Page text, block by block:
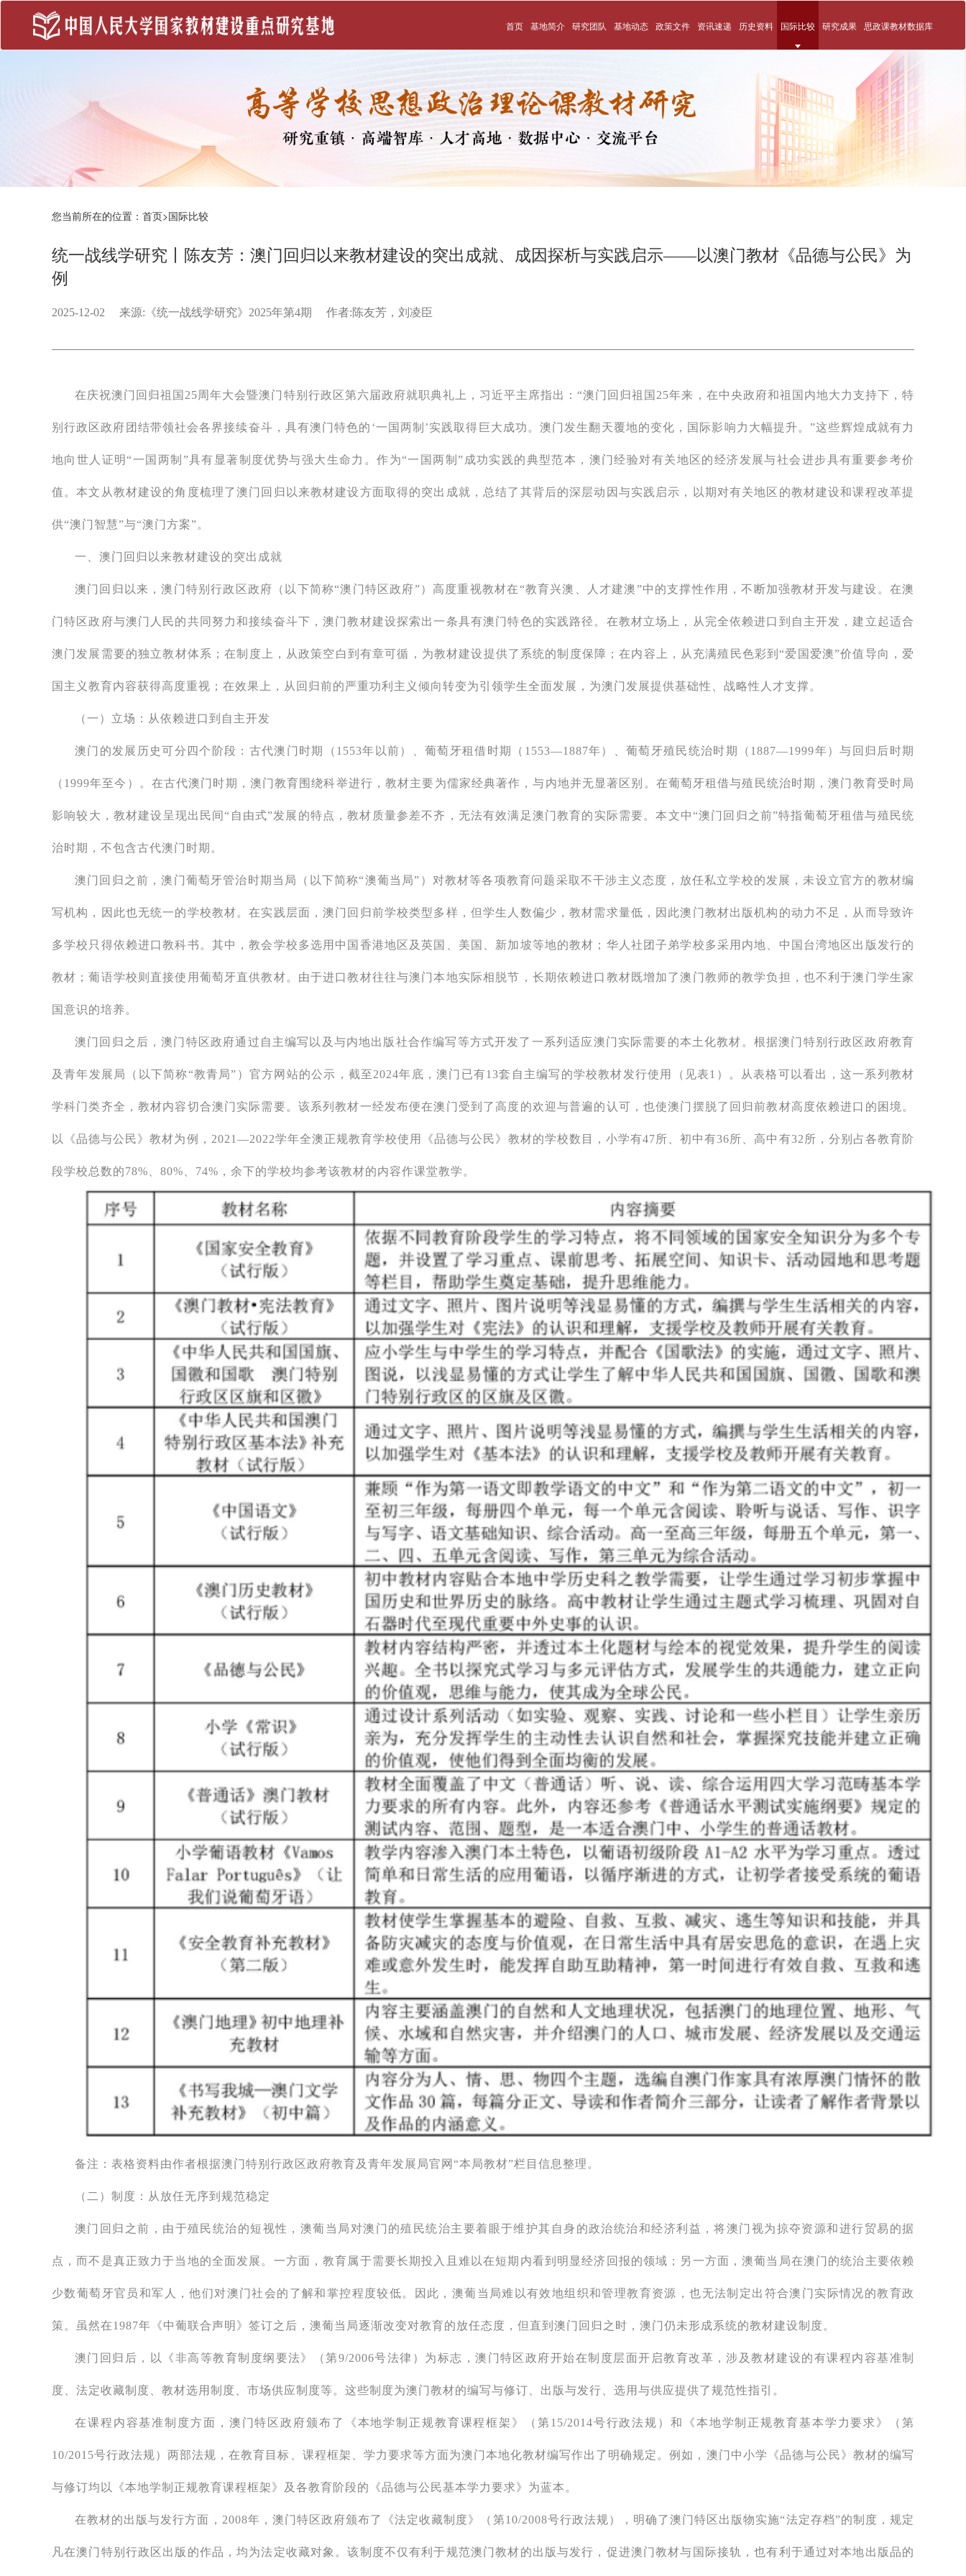
首页 基地简介 研究团队 基地动态 政策文件 资讯速递 历史资料 国际比较 研究成果 思政课教材数据库
您当前所在的位置： 首页>国际比较
统一战线学研究丨陈友芳：澳门回归以来教材建设的突出成就、成因探析与实践启示——以澳门教材《品德与公民》为
例
2025-12-02 来源: 《统一战线学研究》2025年第4期 作者:陈友芳，刘凌臣
在庆祝澳门回归祖国25周年大会暨澳门特别行政区第六届政府就职典礼上，习近平主席指出：“澳门回归祖国25年来，在中央政府和祖国内地大力支持下，特
别行政区政府团结带领社会各界接续奋斗，具有澳门特色的‘一国两制’实践取得巨大成功。澳门发生翻天覆地的变化，国际影响力大幅提升。”这些辉煌成就有力
地向世人证明“一国两制”具有显著制度优势与强大生命力。作为“一国两制”成功实践的典型范本，澳门经验对有关地区的经济发展与社会进步具有重要参考价
值。本文从教材建设的角度梳理了澳门回归以来教材建设方面取得的突出成就，总结了其背后的深层动因与实践启示，以期对有关地区的教材建设和课程改革提
供“澳门智慧”与“澳门方案”。
一、澳门回归以来教材建设的突出成就
澳门回归以来，澳门特别行政区政府（以下简称“澳门特区政府”）高度重视教材在“教育兴澳、人才建澳”中的支撑性作用，不断加强教材开发与建设。在澳
门特区政府与澳门人民的共同努力和接续奋斗下，澳门教材建设探索出一条具有澳门特色的实践路径。在教材立场上，从完全依赖进口到自主开发，建立起适合
澳门发展需要的独立教材体系；在制度上，从政策空白到有章可循，为教材建设提供了系统的制度保障；在内容上，从充满殖民色彩到“爱国爱澳”价值导向，爱
国主义教育内容获得高度重视；在效果上，从回归前的严重功利主义倾向转变为引领学生全面发展，为澳门发展提供基础性、战略性人才支撑。
（一）立场：从依赖进口到自主开发
澳门的发展历史可分四个阶段：古代澳门时期（1553年以前）、葡萄牙租借时期（1553—1887年）、葡萄牙殖民统治时期（1887—1999年）与回归后时期
（1999年至今）。在古代澳门时期，澳门教育围绕科举进行，教材主要为儒家经典著作，与内地并无显著区别。在葡萄牙租借与殖民统治时期，澳门教育受时局
影响较大，教材建设呈现出民间“自由式”发展的特点，教材质量参差不齐，无法有效满足澳门教育的实际需要。本文中“澳门回归之前”特指葡萄牙租借与殖民统
治时期，不包含古代澳门时期。
澳门回归之前，澳门葡萄牙管治时期当局（以下简称“澳葡当局”）对教材等各项教育问题采取不干涉主义态度，放任私立学校的发展，未设立官方的教材编
写机构，因此也无统一的学校教材。在实践层面，澳门回归前学校类型多样，但学生人数偏少，教材需求量低，因此澳门教材出版机构的动力不足，从而导致许
多学校只得依赖进口教科书。其中，教会学校多选用中国香港地区及英国、美国、新加坡等地的教材；华人社团子弟学校多采用内地、中国台湾地区出版发行的
教材；葡语学校则直接使用葡萄牙直供教材。由于进口教材往往与澳门本地实际相脱节，长期依赖进口教材既增加了澳门教师的教学负担，也不利于澳门学生家
国意识的培养。
澳门回归之后，澳门特区政府通过自主编写以及与内地出版社合作编写等方式开发了一系列适应澳门实际需要的本土化教材。根据澳门特别行政区政府教育
及青年发展局（以下简称“教青局”）官方网站的公示，截至2024年底，澳门已有13套自主编写的学校教材发行使用（见表1）。从表格可以看出，这一系列教材
学科门类齐全，教材内容切合澳门实际需要。该系列教材一经发布便在澳门受到了高度的欢迎与普遍的认可，也使澳门摆脱了回归前教材高度依赖进口的困境。
以《品德与公民》教材为例，2021—2022学年全澳正规教育学校使用《品德与公民》教材的学校数目，小学有47所、初中有36所、高中有32所，分别占各教育阶
段学校总数的78%、80%、74%，余下的学校均参考该教材的内容作课堂教学。
备注：表格资料由作者根据澳门特别行政区政府教育及青年发展局官网“本局教材”栏目信息整理。
（二）制度：从放任无序到规范稳定
澳门回归之前，由于殖民统治的短视性，澳葡当局对澳门的殖民统治主要着眼于维护其自身的政治统治和经济利益，将澳门视为掠夺资源和进行贸易的据
点，而不是真正致力于当地的全面发展。一方面，教育属于需要长期投入且难以在短期内看到明显经济回报的领域；另一方面，澳葡当局在澳门的统治主要依赖
少数葡萄牙官员和军人，他们对澳门社会的了解和掌控程度较低。因此，澳葡当局难以有效地组织和管理教育资源，也无法制定出符合澳门实际情况的教育政
策。虽然在1987年《中葡联合声明》签订之后，澳葡当局逐渐改变对教育的放任态度，但直到澳门回归之时，澳门仍未形成系统的教材建设制度。
澳门回归后，以《非高等教育制度纲要法》（第9/2006号法律）为标志，澳门特区政府开始在制度层面开启教育改革，涉及教材建设的有课程内容基准制
度、法定收藏制度、教材选用制度、市场供应制度等。这些制度为澳门教材的编写与修订、出版与发行、选用与供应提供了规范性指引。
在课程内容基准制度方面，澳门特区政府颁布了《本地学制正规教育课程框架》（第15/2014号行政法规）和《本地学制正规教育基本学力要求》（第
10/2015号行政法规）两部法规，在教育目标、课程框架、学力要求等方面为澳门本地化教材编写作出了明确规定。例如，澳门中小学《品德与公民》教材的编写
与修订均以《本地学制正规教育课程框架》及各教育阶段的《品德与公民基本学力要求》为蓝本。
在教材的出版与发行方面，2008年，澳门特区政府颁布了《法定收藏制度》（第10/2008号行政法规），明确了澳门特区出版物实施“法定存档”的制度，规定
凡在澳门特别行政区出版的作品，均为法定收藏对象。该制度不仅有利于规范澳门教材的出版与发行，促进澳门教材与国际接轨，也有利于通过对本地出版品的